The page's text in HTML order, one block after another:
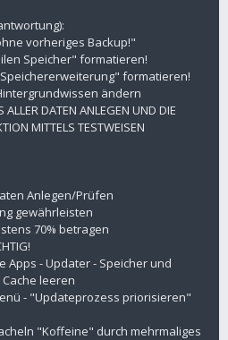
vorheriges Backup!"
Speicher" formatieren!
Speichererweiterung" formatieren!
ändern
DATEN ANLEGEN UND DIE
MITTELS TESTWEISEN
Anlegen/Prüfen
gewährleisten
70% betragen
Apps - Updater - Speicher und
leeren
- "Updateprozess priorisieren"
"Koffeine" durch mehrmaliges